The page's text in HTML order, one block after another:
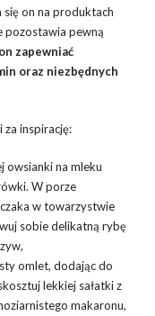
się on na produktach
pozostawia pewną
zapewniać
oraz niezbędnych
za inspirację:
owsianki na mleku
W porze
w towarzystwie
sobie delikatną rybę
omlet, dodając do
lekkiej sałatki z
makaronu,